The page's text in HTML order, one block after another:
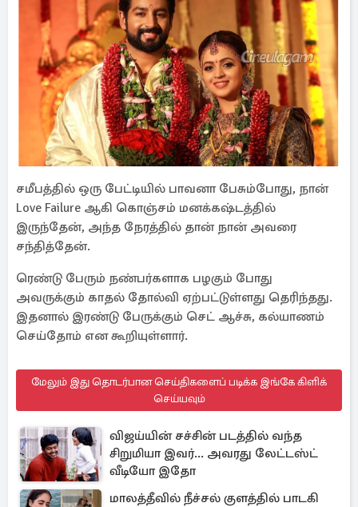
சமீபத்தில் ஒரு பேட்டியில் பாவனா பேசும்போது, நான்
Love Failure ஆகி கொஞ்சம் மனக்கஷ்டத்தில்
இருந்தேன், அந்த நேரத்தில் தான் நான் அவரை
சந்தித்தேன்.
ரெண்டு பேரும் நண்பர்களாக பழகும் போது
அவருக்கும் காதல் தோல்வி ஏற்பட்டுள்ளது தெரிந்தது.
இதனால் இரண்டு பேருக்கும் செட் ஆச்சு, கல்யாணம்
செய்தோம் என கூறியுள்ளார்.
மேலும் இது தொடர்பான செய்திகளைப் படிக்க இங்கே கிளிக்
செய்யவும்
விஜய்யின் சச்சின் படத்தில் வந்த
சிறுமியா இவர்... அவரது லேட்டஸ்ட்
வீடியோ இதோ
மாலத்தீவில் நீச்சல் குளத்தில் பாடகி